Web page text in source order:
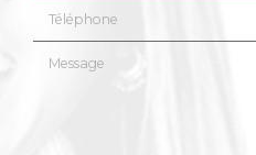
Message